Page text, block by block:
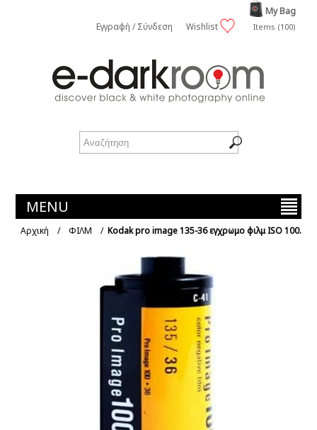
Εγγραφή / Σύνδεση Wishlist
My Bag
Items (100)
MENU
Αρχική / ΦΙΛΜ / Kodak pro image 135-36 εγχρωμο φιλμ ISO 100.